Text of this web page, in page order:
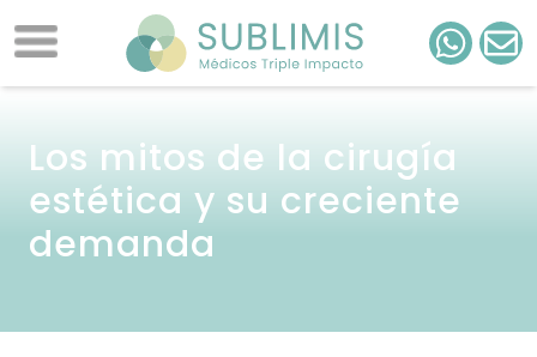
Los mitos de la cirugía
estética y su creciente
demanda